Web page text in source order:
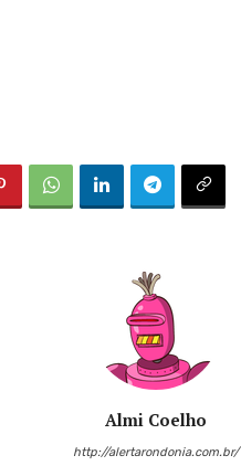
Almi Coelho
http://alertarondonia.com.br/